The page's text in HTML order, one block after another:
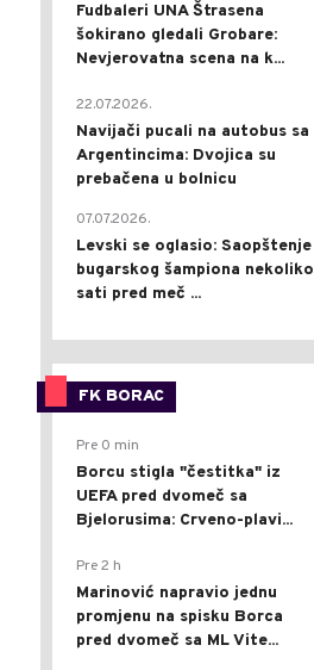
Fudbaleri UNA Štrasena
šokirano gledali Grobare:
Nevjerovatna scena na k...
22.07.2026.
Navijači pucali na autobus sa
Argentincima: Dvojica su
prebačena u bolnicu
07.07.2026.
Levski se oglasio: Saopštenje
bugarskog šampiona nekoliko
sati pred meč ...
FK BORAC
Pre 0 min
Borcu stigla "čestitka" iz
UEFA pred dvomeč sa
Bjelorusima: Crveno-plavi...
Pre 2 h
Marinović napravio jednu
promjenu na spisku Borca
pred dvomeč sa ML Vite...